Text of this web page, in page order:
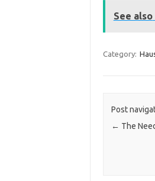
See also
Category:
Post
← The